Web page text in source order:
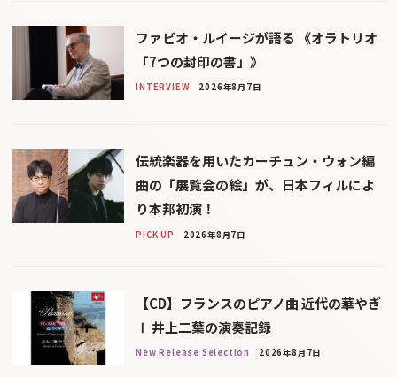
ファビオ・ルイージが語る 《オラトリオ
「7つの封印の書」》
INTERVIEW 2026年8月7日
伝統楽器を用いたカーチュン・ウォン編
曲の「展覧会の絵」が、日本フィルによ
り本邦初演！
PICK UP 2026年8月7日
【CD】フランスのピアノ曲 近代の華やぎ
Ⅰ 井上二葉の演奏記録
New Release Selection 2026年8月7日